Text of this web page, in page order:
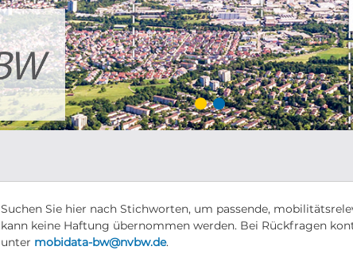
Suchen Sie hier nach Stichworten, um passende,
kann keine Haftung übernommen werden. Bei Rückfragen
unter mobidata-bw@nvbw.de.